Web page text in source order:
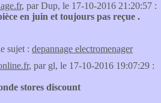
, par Dup, le 17-10-2016 21:20:57 :
en juin et toujours pas reçue .
sujet : depannage electromenager
, par gl, le 17-10-2016 19:07:29 :
stores discount